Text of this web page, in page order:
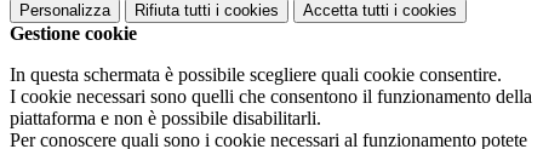
Personalizza Rifiuta tutti i cookies Accetta tutti i cookies
Gestione cookie
In questa schermata è possibile scegliere quali cookie consentire.
I cookie necessari sono quelli che consentono il funzionamento della
piattaforma e non è possibile disabilitarli.
Per conoscere quali sono i cookie necessari al funzionamento potete